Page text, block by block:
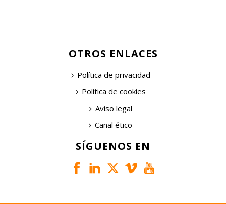
OTROS ENLACES
Política de privacidad
Política de cookies
Aviso legal
Canal ético
SÍGUENOS EN